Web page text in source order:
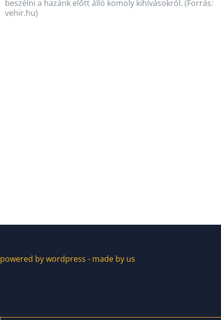
beszélni a hazánk előtt álló komoly kihívásokról. (Forrás:
vehir.hu)
powered by wordpress - made by us